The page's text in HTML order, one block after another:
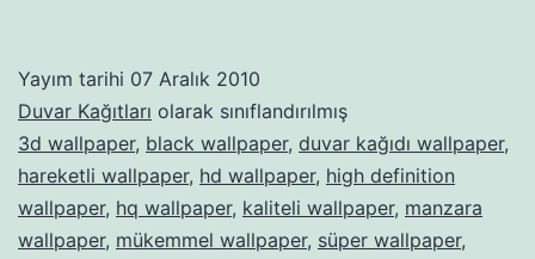
Yayım tarihi 07 Aralık 2010
Duvar Kağıtları olarak sınıflandırılmış
3d wallpaper, black wallpaper, duvar kağıdı wallpaper,
hareketli wallpaper, hd wallpaper, high definition
wallpaper, hq wallpaper, kaliteli wallpaper, manzara
wallpaper, mükemmel wallpaper, süper wallpaper,